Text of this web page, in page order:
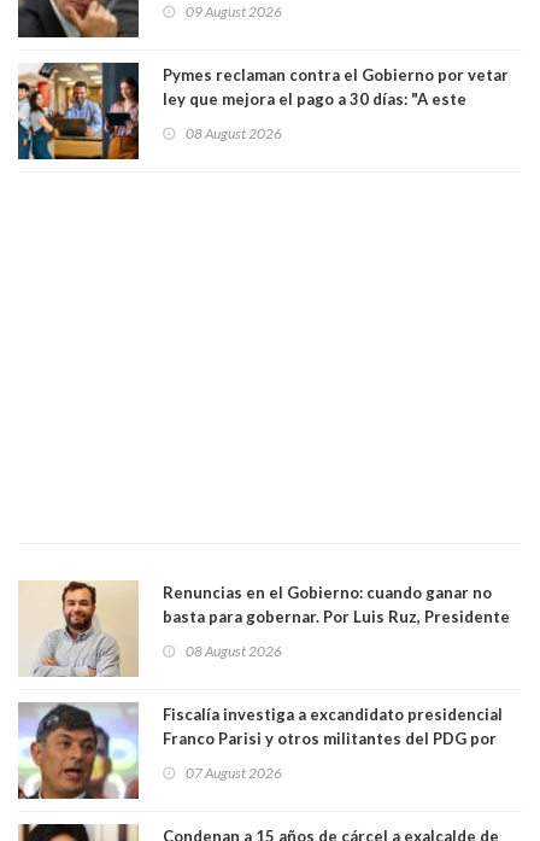
09 August 2026
Pymes reclaman contra el Gobierno por vetar
ley que mejora el pago a 30 días: "A este
medianas empresas"
08 August 2026
Renuncias en el Gobierno: cuando ganar no
basta para gobernar. Por Luis Ruz, Presidente
08 August 2026
Fiscalía investiga a excandidato presidencial
Franco Parisi y otros militantes del PDG por
07 August 2026
Condenan a 15 años de cárcel a exalcalde de